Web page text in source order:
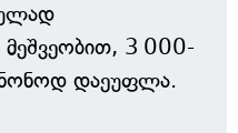
მეშვეობით, 3 000-
დაეუფლა.